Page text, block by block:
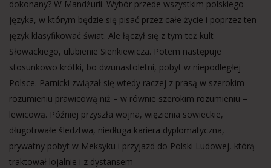
dokonany? W Mandżurii. Wybór przede wszystkim polskiego
języka, w którym będzie się pisać przez całe życie i poprzez ten
język klasyfikować świat. Ale łączył się z tym też kult
Słowackiego, ulubienie Sienkiewicza. Potem następuje
stosunkowo krótki, bo dwunastoletni, pobyt w niepodległej
Polsce. Parnicki związał się wtedy raczej z prasą w szerokim
rozumieniu prawicową niż – w równie szerokim rozumieniu –
lewicową. Później przyszła wojna, więzienia sowieckie,
długotrwałe śledztwa, niedługa kariera dyplomatyczna,
prywatny pobyt w Meksyku i przyjazd do Polski Ludowej, którą
traktował lojalnie i z dystansem